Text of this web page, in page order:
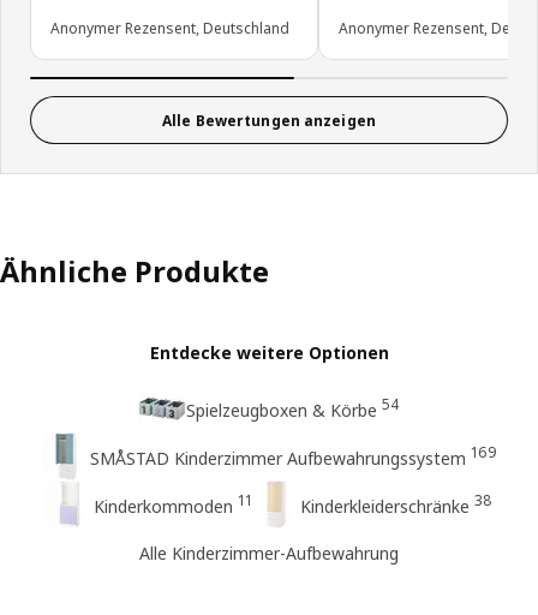
Anonymer Rezensent, Deutschland Anonymer Rezensent,
Alle Bewertungen anzeigen
Ähnliche Produkte
Entdecke weitere Optionen
Spielzeugboxen & Körbe 54
SMÅSTAD Kinderzimmer Aufbewahrungssystem 169
Kinderkommoden 11 Kinderkleiderschränke 38
Alle Kinderzimmer-Aufbewahrung